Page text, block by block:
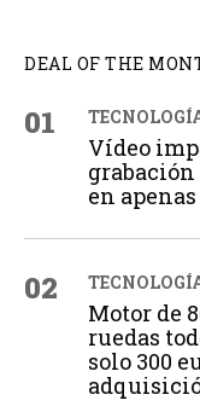
DEAL OF THE
01
Vídeo
en
02
Motor de
ruedas
solo 300